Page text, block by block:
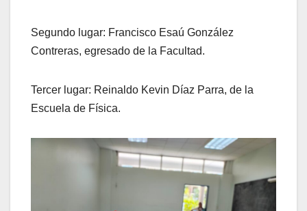
Segundo lugar: Francisco Esaú González
Contreras, egresado de la Facultad.
Tercer lugar: Reinaldo Kevin Díaz Parra, de la
Escuela de Física.